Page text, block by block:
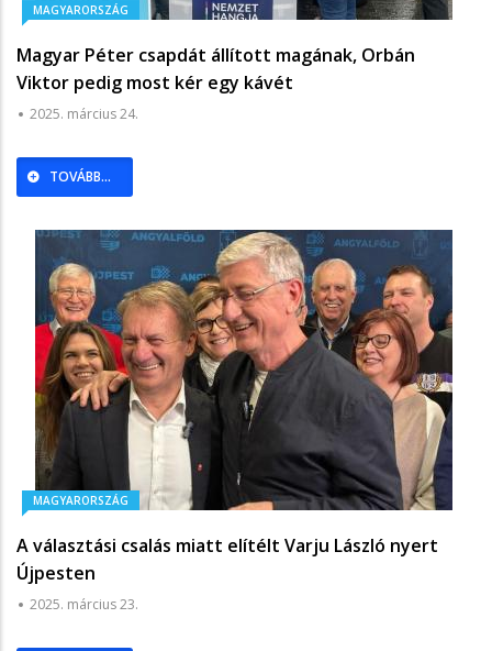
MAGYARORSZÁG
Magyar Péter csapdát állított magának, Orbán
Viktor pedig most kér egy kávét
2025. március 24.
TOVÁBB...
MAGYARORSZÁG
A választási csalás miatt elítélt Varju László nyert
Újpesten
2025. március 23.